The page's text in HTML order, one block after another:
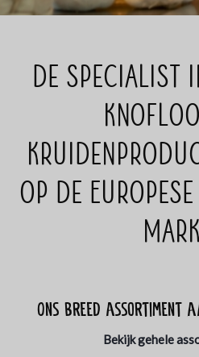
De specialist
op de
Ons breed assortiment
Bekijk gehele